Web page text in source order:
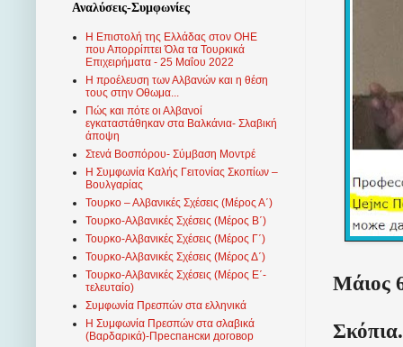
Μάιος
Σκόπια.
Αναλύσεις-Συμφωνίες
Η Επιστολή της Ελλάδας στον ΟΗΕ
που Απορρίπτει Όλα τα Τουρκικά
Επιχειρήματα - 25 Μαΐου 2022
Η προέλευση των Αλβανών και η θέση
τους στην Οθωμα...
Πώς και πότε οι Αλβανοί
εγκαταστάθηκαν στα Βαλκάνια- Σλαβική
άποψη
Στενά Βοσπόρου- Σύμβαση Μοντρέ
Η Συμφωνία Καλής Γειτονίας Σκοπίων –
Βουλγαρίας
Τουρκο – Αλβανικές Σχέσεις (Mέρος Α΄)
Τουρκο-Αλβανικές Σχέσεις (Μέρος Β΄)
Τουρκο-Αλβανικές Σχέσεις (Μέρος Γ΄)
Τουρκο-Αλβανικές Σχέσεις (Μέρος Δ΄)
Τουρκο-Αλβανικές Σχέσεις (Μέρος Ε΄-
τελευταίο)
Συμφωνία Πρεσπών στα ελληνικά
Η Συμφωνία Πρεσπών στα σλαβικά
(Βαρδαρικά)-Преспански договор